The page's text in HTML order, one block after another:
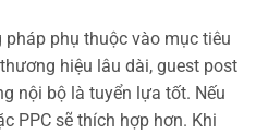
phụ thuộc vào mục tiêu
hiệu lâu dài, guest post
nội bộ là tuyển lựa tốt. Nếu
PPC sẽ thích hợp hơn. Khi